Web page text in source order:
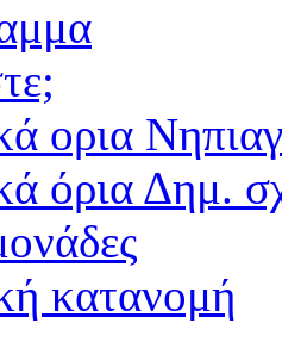
ορια
όρια Δημ.
κατανομή